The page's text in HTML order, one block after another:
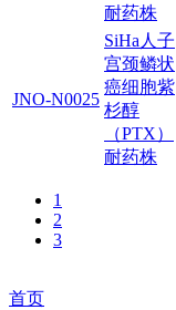
耐药株
JNO-N0025
SiHa人子
宫颈鳞状
癌细胞紫
杉醇
（PTX）
耐药株
1
2
3
首页